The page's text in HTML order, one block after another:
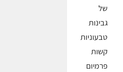
של
גבינות
טבעוניות
קשות
פרמיום